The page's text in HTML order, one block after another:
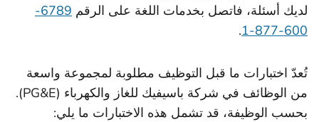
لديك أسئلة، فاتصل بخدمات اللغة على الرقم
6789-
600-877-1
.
تُعدّ اختبارات ما قبل التوظيف مطلوبة لمجموعة واسعة
من الوظائف في شركة باسيفيك للغاز والكهرباء (PG&E).
بحسب الوظيفة، قد تشمل هذه الاختبارات ما يلي: